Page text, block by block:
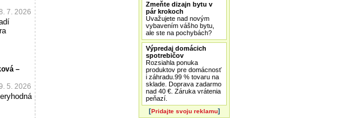
7. 2026
–
5. 2026
Zmeňte dizajn bytu v
pár krokoch
Uvažujete nad novým
vybavením vášho bytu,
ale ste na pochybách?
Výpredaj domácich
spotrebičov
Rozsiahla ponuka
produktov pre domácnosť
i záhradu.99 % tovaru na
sklade. Doprava zadarmo
nad 40 €. Záruka vrátenia
peňazí.
[Pridajte svoju reklamu]